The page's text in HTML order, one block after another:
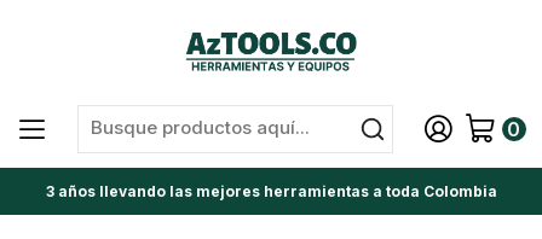
0
3 años llevando las mejores herramientas a toda Colombia